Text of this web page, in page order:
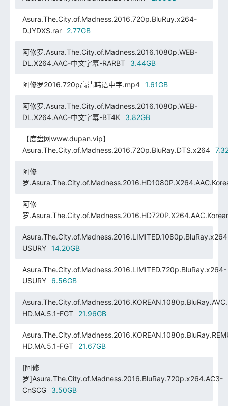
Asura.The.City.of.Madness.2016.720p.BluRuy.x264-
DJYDXS.rar
2.77GB
阿修罗.Asura.The.City.of.Madness.2016.1080p.WEB-
DL.X264.AAC-中文字幕-RARBT
3.44GB
阿修罗2016.720p高清韩语中字.mp4 1.61GB
阿修罗.Asura.The.City.of.Madness.2016.1080p.WEB-
DL.X264.AAC-中文字幕-BT4K
3.82GB
【度盘网www.dupan.vip】
Asura.The.City.of.Madness.2016.720p.BluRay.DTS.x264
阿修
罗
阿修
罗
USURY
14.20GB
Asura.The.City.of.Madness.2016.LIMITED.720p.BluRay.x264-
USURY
6.56GB
HD.MA.5.1-FGT
21.96GB
HD.MA.5.1-FGT
21.67GB
[阿修
罗]Asura.The.City.of.Madness.2016.BluRay.720p.x264.AC3-
CnSCG
3.50GB